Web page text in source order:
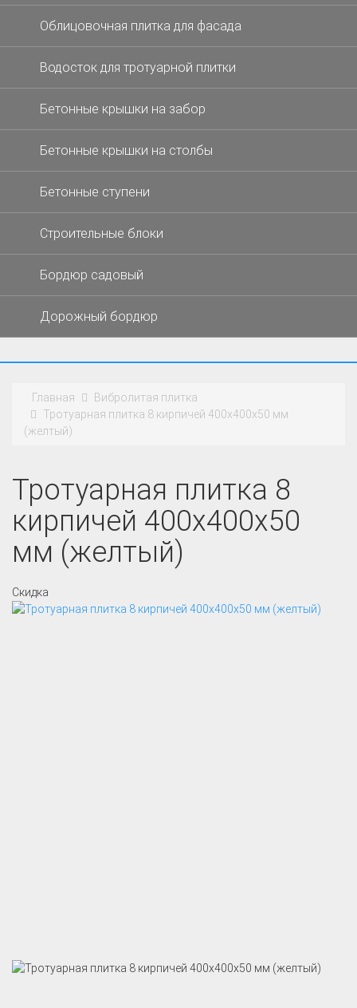
Облицовочная плитка для фасада
Водосток для тротуарной плитки
Бетонные крышки на забор
Бетонные крышки на столбы
Бетонные ступени
Строительные блоки
Бордюр садовый
Дорожный бордюр
Главная
Вибролитая плитка
Тротуарная плитка 8 кирпичей 400x400x50 мм
(желтый)
Тротуарная плитка 8
кирпичей 400x400x50
мм (желтый)
Скидка